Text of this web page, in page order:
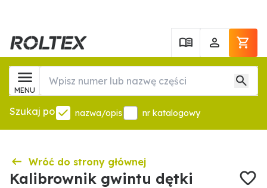
MENU
Szukaj po nazwa/opis nr katalogowy
Wróć do strony głównej
Kalibrownik gwintu dętki